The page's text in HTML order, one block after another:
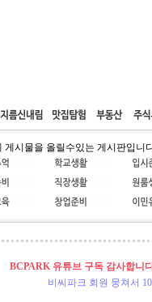
스팅 공동구매 고객센
게시물을 올릴수있는 게시판입니
BCPARK 유튜브 구독 감사합니
비씨파크 회원 뭉쳐서